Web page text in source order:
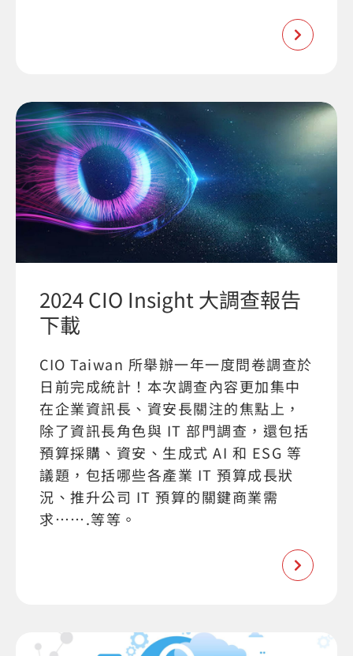
2024 CIO Insight 大調查報告
下載
CIO Taiwan 所舉辦一年一度問卷調查於
日前完成統計！本次調查內容更加集中
在企業資訊長、資安長關注的焦點上，
除了資訊長角色與 IT 部門調查，還包括
預算採購、資安、生成式 AI 和 ESG 等
議題，包括哪些各產業 IT 預算成長狀
況、推升公司 IT 預算的關鍵商業需
求…….等等。